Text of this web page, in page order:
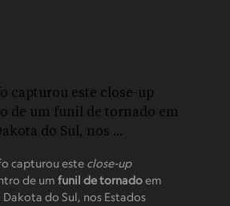
capturou este close-up
de um funil de tornadoem
do Sul, nos Estados